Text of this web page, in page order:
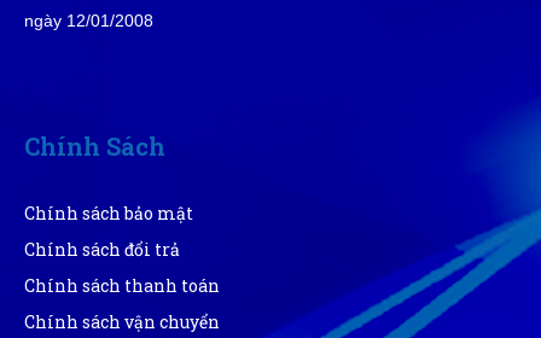
CÁC KHỔ GIẤY TRONG IN ẤN ?
ngày 12/01/2008
Chính Sách
Chính sách bảo mật
Chính sách đổi trả
Chính sách thanh toán
Chính sách vận chuyển